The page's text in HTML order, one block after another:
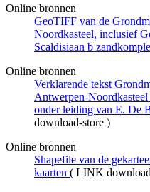
Online bronnen
GeoTIFF van de
Noordkasteel, inclusief
Scaldisiaan b
Online bronnen
Verklarende tekst
Antwerpen-
onder leiding van E. De
download-store )
Online bronnen
Shapefile van de
kaarten ( LINK